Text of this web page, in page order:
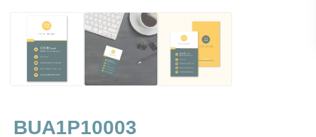
BUA1P10003